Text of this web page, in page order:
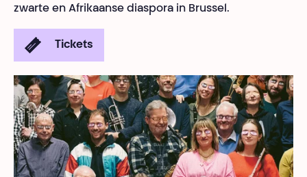
zwarte en Afrikaanse diaspora in Brussel.
Tickets